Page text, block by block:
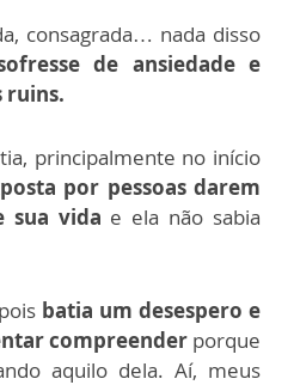
consagrada… nada disso
de ansiedade e
ruins.
principalmente no início
por pessoas darem
sua vida e ela não sabia
batia um desespero e
compreenderporque
aquilo dela. Aí, meus